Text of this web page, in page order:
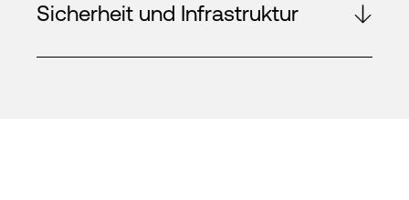
Sicherheit und Infrastruktur